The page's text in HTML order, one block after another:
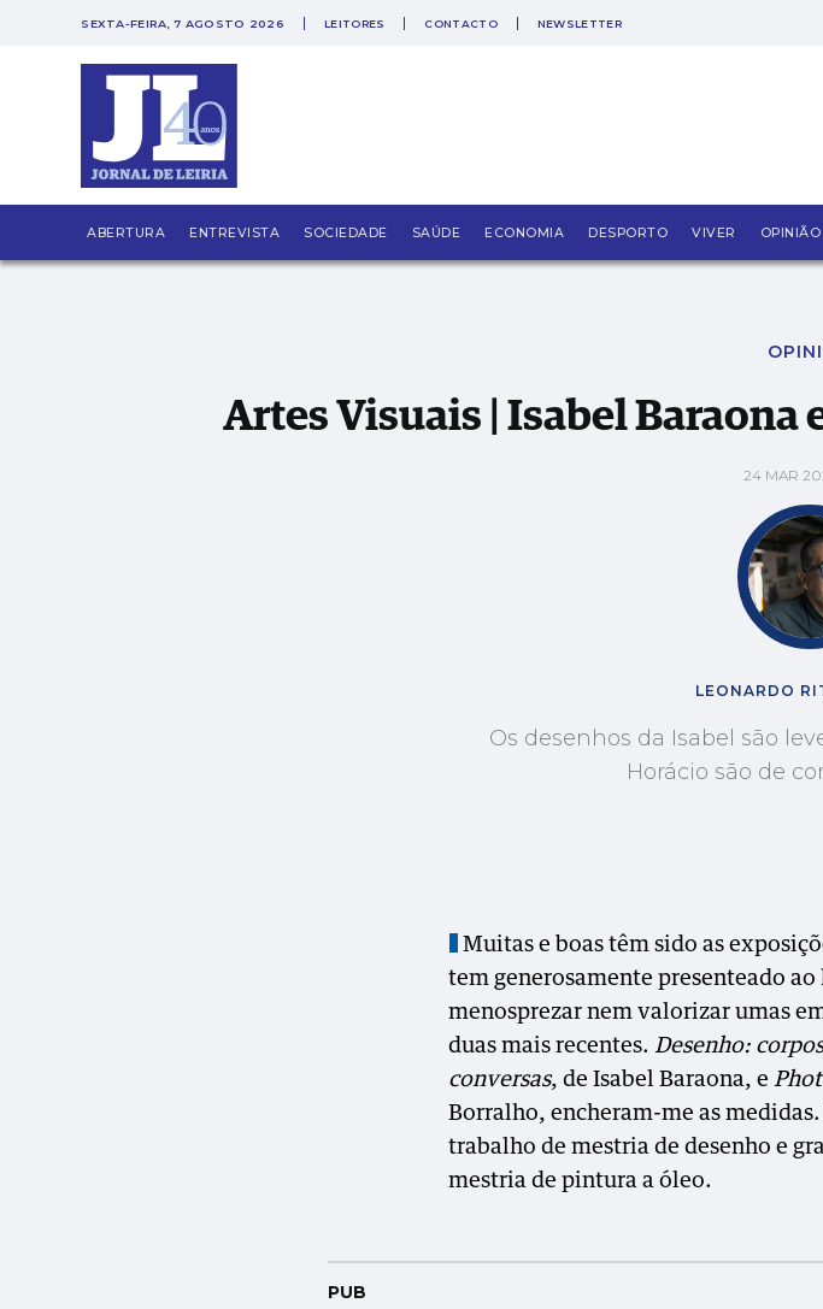
SEXTA-FEIRA, 7 AGOSTO 2026 LEITORES CONTACTO NEWSLETTER
ABERTURA ENTREVISTA SOCIEDADE SAÚDE ECONOMIA DESPORTO VIVER OPINIÃO
Artes Visuais | Isabel Baraona e Horácio Borralho na Arquivo
Artes Visuais | Isabel
24 MAR
LEONARDO
Os desenhos da Isabel são
Horácio são de
Muitas e boas têm sido as
tem generosamente presenteado
menosprezar nem valorizar umas
duas mais recentes. Desenho:
conversas, de Isabel Baraona, e
Borralho, encheram-me as
trabalho de mestria de desenho e
mestria de pintura a óleo.
PUB